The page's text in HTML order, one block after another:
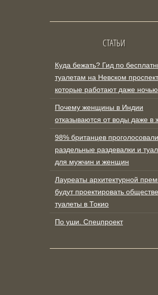
СТАТЬИ
Куда бежать? Гид по
туалетам на Невском
которые работают даже ночью
Почему женщины в Индии
отказываются от воды даже в
98% британцев
раздельные раздевалки и
для мужчин и женщин
Лауреаты архитектурной
будут проектировать
туалеты в Токио
По уши. Спецпроект